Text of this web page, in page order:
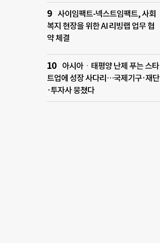
사이임팩트-넥스트임팩트, 사회
복지 현장을 위한 AI 리빙랩 업무 협
약 체결
아시아ㆍ태평양 난제 푸는 스타
트업에 성장 사다리…국제기구·재단
·투자사 뭉쳤다